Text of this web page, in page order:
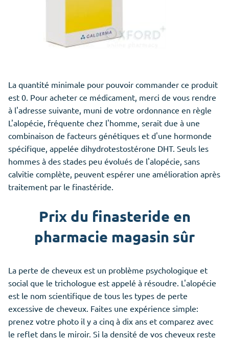
La quantité minimale pour pouvoir commander ce produit
est 0. Pour acheter ce médicament, merci de vous rendre
à l'adresse suivante, muni de votre ordonnance en règle
L'alopécie, fréquente chez l'homme, serait due à une
combinaison de facteurs génétiques et d'une hormonde
spécifique, appelée dihydrotestostérone DHT. Seuls les
hommes à des stades peu évolués de l'alopécie, sans
calvitie complète, peuvent espérer une amélioration après
traitement par le finastéride.
Prix du finasteride en
pharmacie magasin sûr
La perte de cheveux est un problème psychologique et
social que le trichologue est appelé à résoudre. L'alopécie
est le nom scientifique de tous les types de perte
excessive de cheveux. Faites une expérience simple:
prenez votre photo il y a cinq à dix ans et comparez avec
le reflet dans le miroir. Si la densité de vos cheveux reste